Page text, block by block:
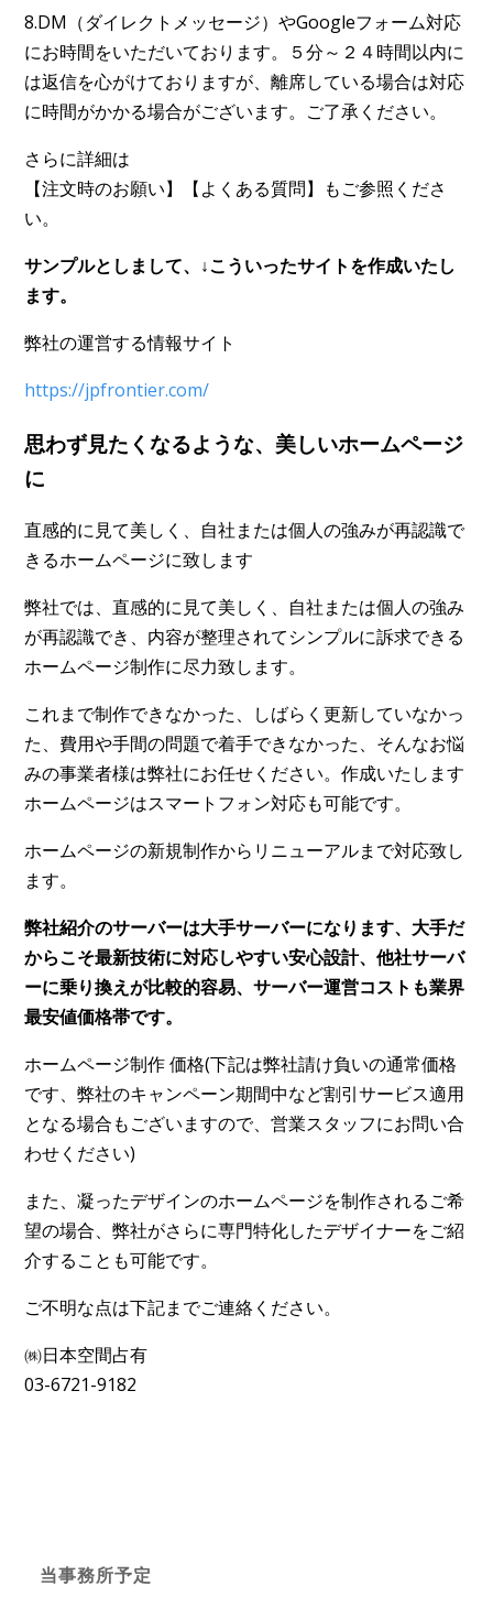
8.DM（ダイレクトメッセージ）やGoogleフォーム対応
にお時間をいただいております。５分～２４時間以内に
は返信を心がけておりますが、離席している場合は対応
に時間がかかる場合がございます。ご了承ください。
さらに詳細は
【注文時のお願い】【よくある質問】もご参照くださ
い。
サンプルとしまして、↓こういったサイトを作成いたし
ます。
弊社の運営する情報サイト
https://jpfrontier.com/
​思わず見たくなるような、美しいホームページ
に
直感的に見て美しく、自社または個人の強みが再認識で
きるホームページに致します
弊社では、直感的に見て美しく、自社または個人の強み
が再認識でき、内容が整理されてシンプルに訴求できる
ホームページ制作に尽力致します。
これまで制作できなかった、しばらく更新していなかっ
た、費用や手間の問題で着手できなかった、そんなお悩
みの事業者様は弊社にお任せください。作成いたします
ホームページはスマートフォン対応も可能です。
ホームページの新規制作からリニューアルまで対応致し
ます。
弊社紹介のサーバーは大手サーバーになります、大手だ
からこそ最新技術に対応しやすい安心設計、他社サーバ
ーに乗り換えが比較的容易、サーバー運営コストも業界
最安値価格帯です。
ホームページ制作 価格(下記は弊社請け負いの通常価格
です、弊社のキャンペーン期間中など割引サービス適用
となる場合もございますので、営業スタッフにお問い合
わせください)​
また、凝ったデザインのホームページを制作されるご希
望の場合、弊社がさらに専門特化したデザイナーをご紹
介することも可能です。
ご不明な点は下記までご連絡ください。
㈱日本空間占有
03-6721-9182
当事務所予定